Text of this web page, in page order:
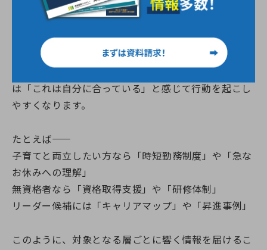
求人票に「求める人物像」が明確に示されていない
と、誰にも刺さらず、「誰でもいいのかな？」という
印象を与えてしまいます。
は「これは自分に合っている」と感じて行動を起こし
やすくなります。
たとえば――
子育てと両立したい方なら「時短勤務制度」や「急な
お休みへの理解」
無資格者なら「資格取得支援」や「研修体制」
リーダー候補には「キャリアマップ」や「昇進事例」
このように、対象となる層ごとに響く情報を届けるこ